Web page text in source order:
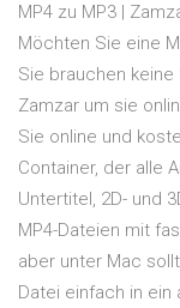
MP4 zu MP3 |
Möchten Sie eine
Sie brauchen
Zamzar um sie
Sie online und
Container, der alle
Untertitel, 2D- und
MP4-Dateien mit
aber unter Mac
Datei einfach in ein